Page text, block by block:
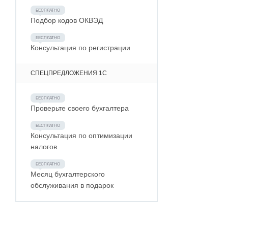
Подбор кодов ОКВЭД
Консультация по регистрации
СПЕЦПРЕДЛОЖЕНИЯ 1С
Проверьте своего бухгалтера
Консультация по оптимизации
налогов
Месяц бухгалтерского
обслуживания в подарок